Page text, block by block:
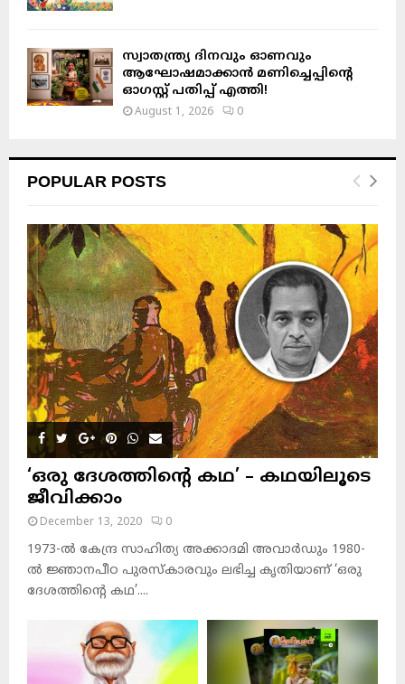
സ്വാതന്ത്ര്യ ദിനവും ഓണവും
ആഘോഷമാക്കാൻ മണിച്ചെപ്പിന്റെ
ഓഗസ്റ്റ് പതിപ്പ് എത്തി!
August 1, 2026 0
POPULAR POSTS
‘ഒരു ദേശത്തിന്റെ കഥ’ – കഥയിലൂടെ
ജീവിക്കാം
December 13, 2020 0
1973-ല്‍ കേന്ദ്ര സാഹിത്യ അക്കാദമി അവാര്‍ഡും 1980-
ല്‍ ജ്ഞാനപീഠ പുരസ്‌കാരവും ലഭിച്ച കൃതിയാണ് ‘ഒരു
ദേശത്തിന്റെ കഥ’....